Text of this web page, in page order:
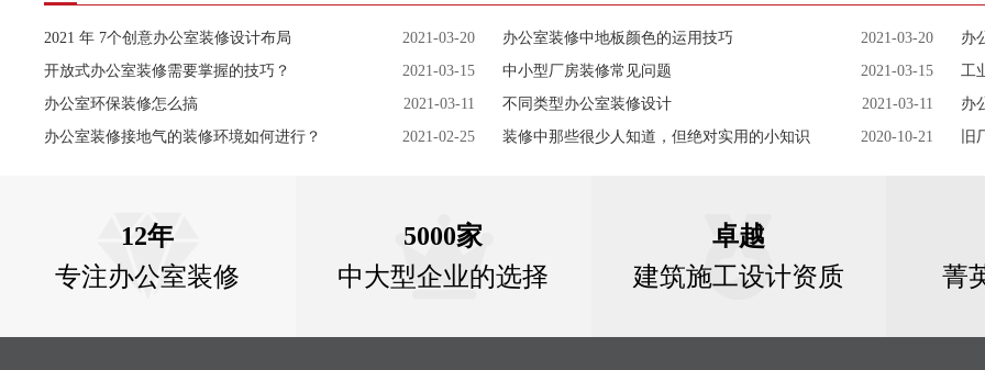
2021 年 7个创意办公室装修设计布局 2021-03-20 办公室装修中地板颜色的运用技巧 2021-03-20
办
开放式办公室装修需要掌握的技巧？
2021-03-15 中小型厂房装修常见问题 2021-03-15
工
办公室环保装修怎么搞
2021-03-11 不同类型办公室装修设计 2021-03-11
办
办公室装修接地气的装修环境如何进行？
2021-02-25 装修中那些很少人知道，但绝对实用的小知识 2020-10-21 旧
12年
专注办公室装修
5000家
中大型企业的选择
卓越
建筑施工设计资质
菁